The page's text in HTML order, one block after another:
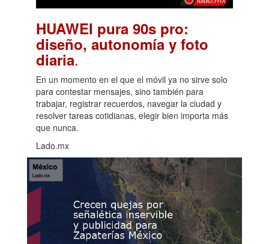
HUAWEI pura 90s pro:
diseño, autonomía y foto
diaria.
En un momento en el que el móvil ya no sirve solo
para contestar mensajes, sino también para
trabajar, registrar recuerdos, navegar la ciudad y
resolver tareas cotidianas, elegir bien importa más
que nunca.
Lado.mx